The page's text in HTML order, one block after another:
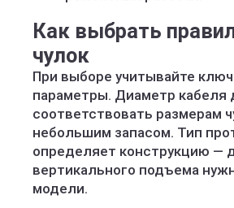
Как выбрать
чулок
При выборе учитывайте
параметры. Диаметр кабеля
соответствовать размерам
небольшим запасом. Тип
определяет конструкцию —
вертикального подъема
модели.